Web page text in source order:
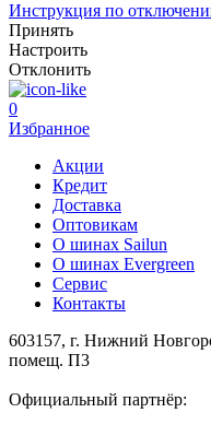
Инструкция по
Принять
Настроить
Отклонить
0
Избранное
Акции
Кредит
Доставка
Оптовикам
О шинах Sailun
О шинах Evergreen
Сервис
Контакты
603157, г. Нижний
помещ. П3
Официальный партнёр: